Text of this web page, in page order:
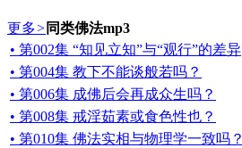
更多> 同类佛法mp3
• 第002集 “知见立知”与“观行”的差异
• 第004集 教下不能谈般若吗？
• 第006集 成佛后会再成众生吗？
• 第008集 戒淫茹素或食色性也？
• 第010集 佛法实相与物理学一致吗？